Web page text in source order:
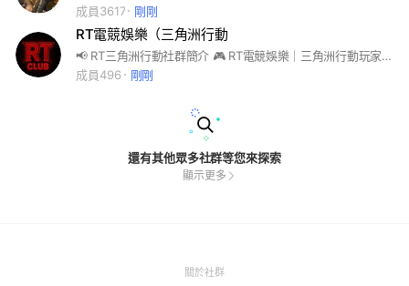
成員3617
剛剛
RT電競娛樂（三角洲行動
📢 RT三角洲行動社群簡介 🎮 RT電競娛樂｜三角洲行動玩家專屬社群 這裡聚集了熱愛《三角洲行動》的玩家，無論你是新手還是老兵，都能在這裡找到戰友！ ✨ 我們提供： • 🔹 組隊交流：快速找到可靠隊友，一起衝任務、打護航。 • 🔹 戰術分享：交流地圖點位、武器配置、玩法技巧。 • 🔹 活動福利：不定期舉辦社群活動。 • 🔹 電競氛圍：凝聚玩家力量，朝向專業戰隊邁進。 🛡️ 無論你是休閒玩家，還是想往電競發展，RT三角洲行動社群都歡迎你的加入！
成員496
剛剛
還有其他眾多社群等您來探索
顯示更多
關於社群(Open